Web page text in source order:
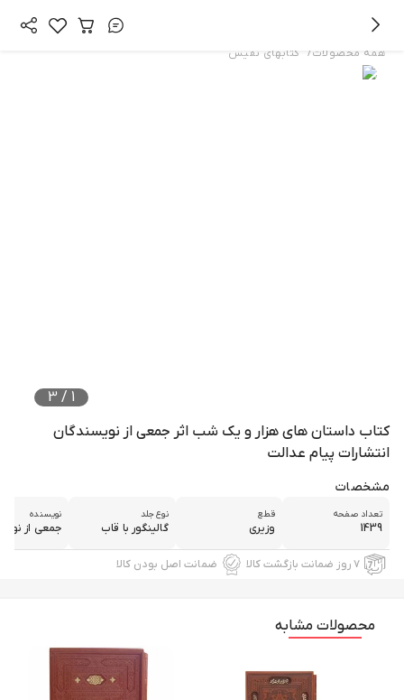
همه محصولات/ کتابهای نفیس
1
/
3
کتاب داستان های هزار و یک شب اثر جمعی از نویسندگان
انتشارات پیام عدالت
مشخصات
تعداد صفحه
1439
قطع
وزیری
نوع جلد
گالینگور با قاب
نویسنده
جمعی از
۷ روز ضمانت بازگشت کالا ضمانت اصل بودن کالا
محصولات مشابه